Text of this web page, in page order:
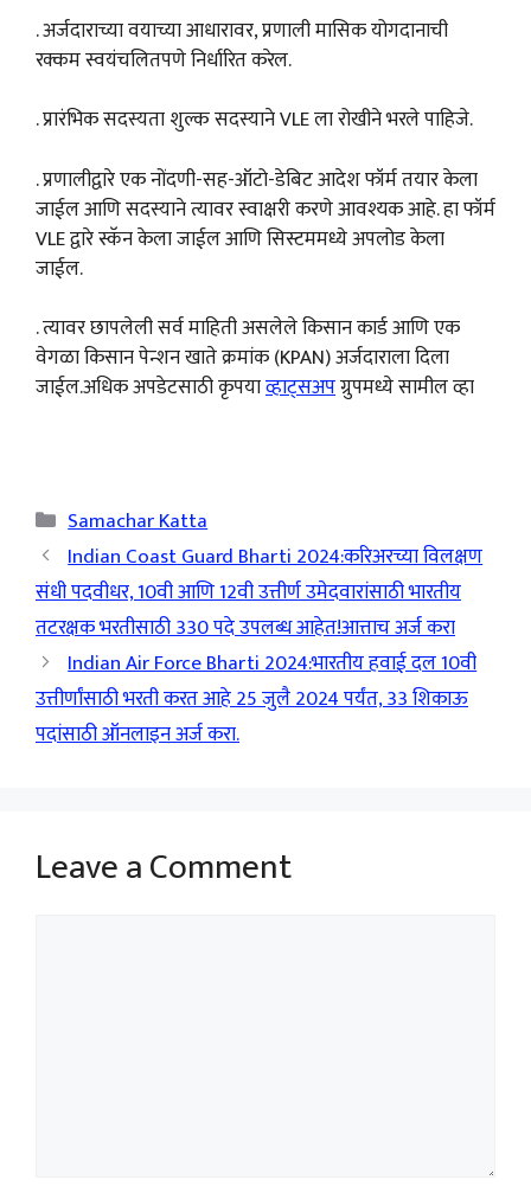
. अर्जदाराच्या वयाच्या आधारावर, प्रणाली मासिक योगदानाची
रक्कम स्वयंचलितपणे निर्धारित करेल.
. प्रारंभिक सदस्यता शुल्क सदस्याने VLE ला रोखीने भरले पाहिजे.
. प्रणालीद्वारे एक नोंदणी-सह-ऑटो-डेबिट आदेश फॉर्म तयार केला
जाईल आणि सदस्याने त्यावर स्वाक्षरी करणे आवश्यक आहे. हा फॉर्म
VLE द्वारे स्कॅन केला जाईल आणि सिस्टममध्ये अपलोड केला
जाईल.
. त्यावर छापलेली सर्व माहिती असलेले किसान कार्ड आणि एक
वेगळा किसान पेन्शन खाते क्रमांक (KPAN) अर्जदाराला दिला
जाईल.अधिक अपडेटसाठी कृपयाव्हाट्सअपग्रुपमध्ये सामील व्हा
Categories
Samachar Katta
Indian Coast Guard Bharti 2024:करिअरच्या विलक्षण
संधी पदवीधर, 10वी आणि 12वी उत्तीर्ण उमेदवारांसाठी भारतीय
तटरक्षक भरतीसाठी 330 पदे उपलब्ध आहेत!आत्ताच अर्ज करा
Indian Air Force Bharti 2024:भारतीय हवाई दल 10वी
उत्तीर्णांसाठी भरती करत आहे 25 जुलै 2024 पर्यंत, 33 शिकाऊ
पदांसाठी ऑनलाइन अर्ज करा.
Leave a Comment